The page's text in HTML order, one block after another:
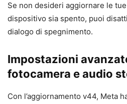
Se non desideri aggiornare le
dispositivo sia spento, puoi
dialogo di spegnimento.
Impostazioni
fotocamera e audio
Con l’aggiornamento v44, Meta